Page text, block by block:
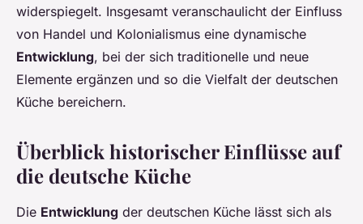
widerspiegelt. Insgesamt veranschaulicht der Einfluss
von Handel und Kolonialismus eine dynamische
Entwicklung, bei der sich traditionelle und neue
Elemente ergänzen und so die Vielfalt der deutschen
Küche bereichern.
Überblick historischer Einflüsse auf
die deutsche Küche
Die Entwicklung der deutschen Küche lässt sich als